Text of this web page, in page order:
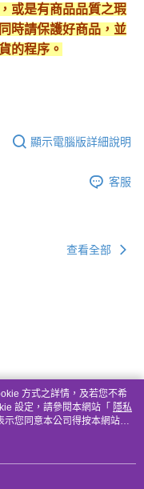
或是有商品品質之瑕
時請保護好商品，並
的程序。
顯示電腦版詳細說明
客服
查看全部
方式之詳情，及若您不希
設定，請參閱本網站「 隱私
示您同意本公司得按本網站使